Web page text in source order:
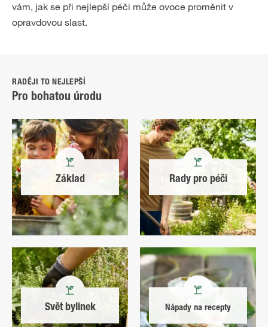
vám, jak se při nejlepší péči může ovoce proměnit v
opravdovou slast.
RADĚJI TO NEJLEPŠÍ
Pro bohatou úrodu
Základ Rady pro péči
Svět bylinek Nápady na recepty